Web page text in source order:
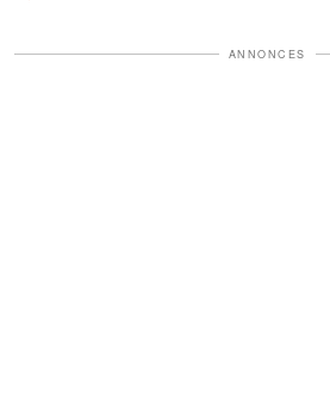
ANNONCES